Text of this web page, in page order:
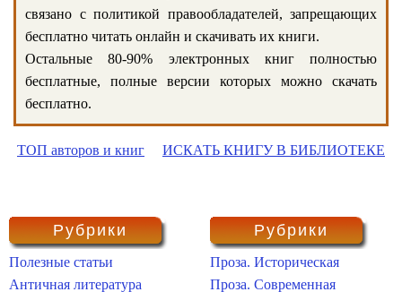
связано с политикой правообладателей, запрещающих
бесплатно читать онлайн и скачивать их книги.
Остальные 80-90% электронных книг полностью
бесплатные, полные версии которых можно скачать
бесплатно.
ТОП авторов и книг ИСКАТЬ КНИГУ В БИБЛИОТЕКЕ
Рубрики
Полезные статьи
Античная литература
Рубрики
Проза. Историческая
Проза. Современная